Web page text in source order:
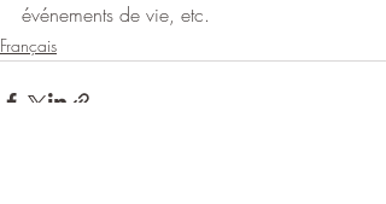
événements de vie, etc.
Français